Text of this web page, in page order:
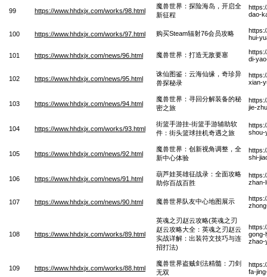
99 https://www.hhdxjx.com/works/98.html
魔兽世界：探险海岛，开启全
新征程
dao-
100 https://www.hhdxjx.com/works/97.html 购买Steam辐射76会员攻略
hui-
101 https://www.hhdxjx.com/news/96.html 魔兽世界：打造无敌要塞
di-
102 https://www.hhdxjx.com/news/95.html
诛仙图鉴：云海仙缘，奇珍异
兽探秘录
xian-
103 https://www.hhdxjx.com/news/94.html
魔兽世界：寻回分解装备的秘
密之旅
jie-
104 https://www.hhdxjx.com/works/93.html
街篮手游挂-街篮手游辅助软
件：街头篮球挂机奇遇之旅
shou-
105 https://www.hhdxjx.com/news/92.html
魔兽世界：创新视角调整，全
新中心体验
shi-
106 https://www.hhdxjx.com/news/91.html
葫芦娃英雄征战录：全面攻略
助你百战百胜
zhan-
107 https://www.hhdxjx.com/news/90.html 魔兽世界队友中心地图展示
108 https://www.hhdxjx.com/works/89.html
英魂之刃赵云攻略(英魂之刃
赵云攻略大全：英魂之刃赵云
实战详解：出装符文技巧与连
招打法)
gong-
zhao-
109 https://www.hhdxjx.com/works/88.html
魔兽世界盗贼剑法精髓：刀剑
无双
fa-